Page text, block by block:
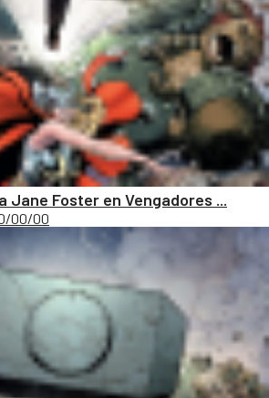
Jane Foster en Vengadores ...
00/00